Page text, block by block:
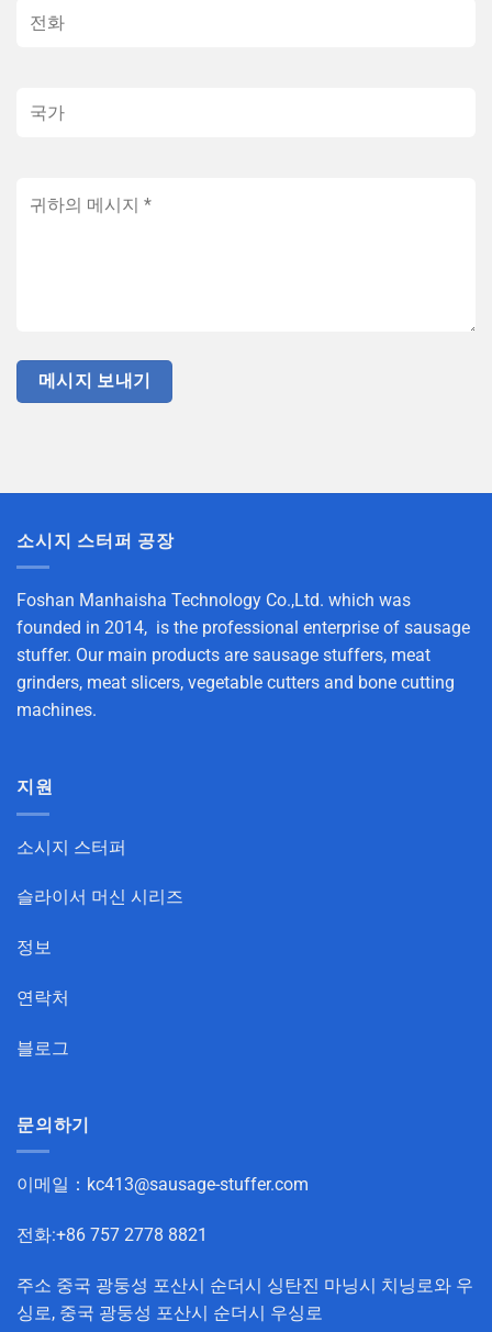
소시지 스터퍼 공장
Foshan Manhaisha Technology Co.,Ltd. which was
founded in 2014, is the professional enterprise of sausage
stuffer. Our main products are sausage stuffers, meat
grinders, meat slicers, vegetable cutters and bone cutting
machines.
지원
소시지 스터퍼
슬라이서 머신 시리즈
정보
연락처
블로그
문의하기
이메일： kc413@sausage-stuffer.com
전화:+86 757 2778 8821
주소 중국 광둥성 포산시 순더시 싱탄진 마닝시 치닝로와 우
싱로, 중국 광둥성 포산시 순더시 우싱로